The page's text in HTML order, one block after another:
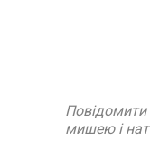
Повідомити
мишею і